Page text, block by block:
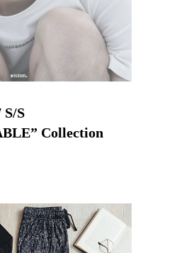
S/S
Collection